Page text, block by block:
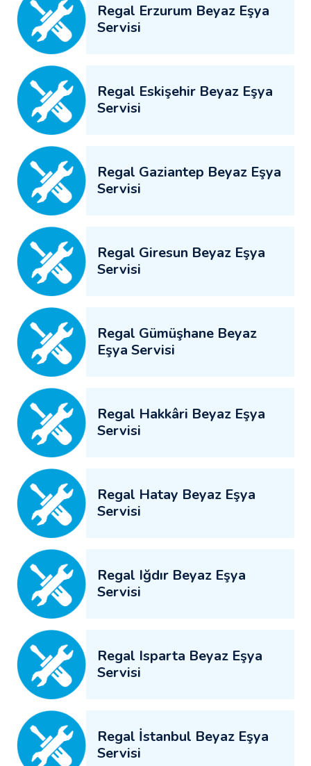
Regal Erzurum Beyaz Eşya
Servisi
Regal Eskişehir Beyaz Eşya
Servisi
Regal Gaziantep Beyaz Eşya
Servisi
Regal Giresun Beyaz Eşya
Servisi
Regal Gümüşhane Beyaz
Eşya Servisi
Regal Hakkâri Beyaz Eşya
Servisi
Regal Hatay Beyaz Eşya
Servisi
Regal Iğdır Beyaz Eşya
Servisi
Regal Isparta Beyaz Eşya
Servisi
Regal İstanbul Beyaz Eşya
Servisi